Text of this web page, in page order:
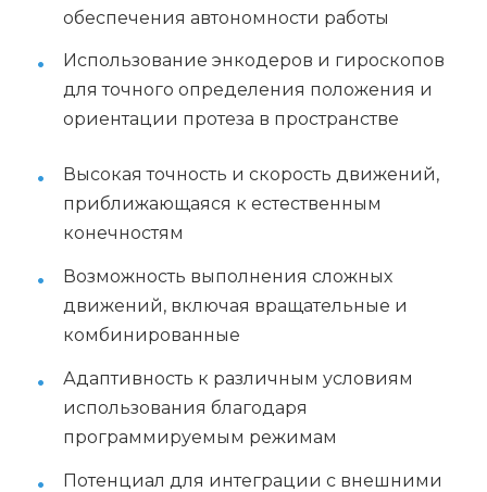
обеспечения автономности работы
Использование энкодеров и гироскопов
для точного определения положения и
ориентации протеза в пространстве
Высокая точность и скорость движений,
приближающаяся к естественным
конечностям
Возможность выполнения сложных
движений, включая вращательные и
комбинированные
Адаптивность к различным условиям
использования благодаря
программируемым режимам
Потенциал для интеграции с внешними